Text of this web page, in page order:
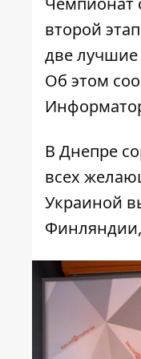
второй
две лучшие
Об этом
В Днепре
всех
Украиной